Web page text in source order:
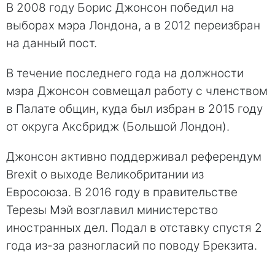
В 2008 году Борис Джонсон победил на
выборах мэра Лондона, а в 2012 переизбран
на данный пост.
В течение последнего года на должности
мэра Джонсон совмещал работу с членством
в Палате общин, куда был избран в 2015 году
от округа Аксбридж (Большой Лондон).
Джонсон активно поддерживал референдум
Brexit о выходе Великобритании из
Евросоюза. В 2016 году в правительстве
Терезы Мэй возглавил министерство
иностранных дел. Подал в отставку спустя 2
года из-за разногласий по поводу Брекзита.